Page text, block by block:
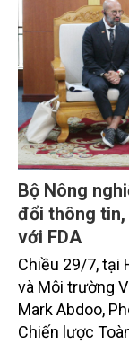
Bộ Nông
đổi thông
với FDA
Chiều 29/7, tại
và Môi trường
Mark Abdoo,
Chiến lược